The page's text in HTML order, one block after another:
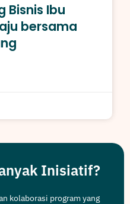
Bisnis Ibu
bersama
Inisiatif?
kolaborasi program yang